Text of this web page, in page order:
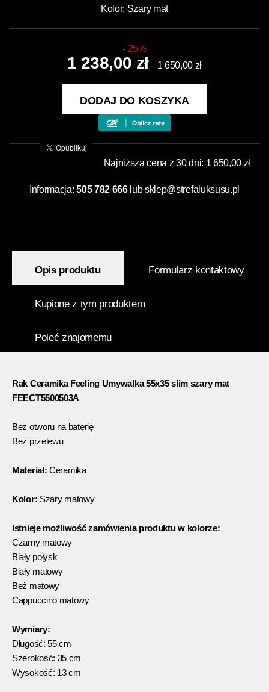
Kolor: Szary mat
25%
1 238,00 zł 1 650,00 zł
DODAJ DO KOSZYKA
Najniższa cena z 30 dni: 1 650,00 zł
Informacja:505 782 666lubsklep@strefaluksusu.pl
Opis produktu Formularz kontaktowy
Kupione z tym produktem
Poleć znajomemu
Rak Ceramika Feeling Umywalka 55x35 slim szary mat
FEECT5500503A
Bez otworu na baterię
Bez przelewu
Materiał: Ceramika
Kolor: Szary matowy
Istnieje możliwość zamówienia produktu w kolorze:
Czarny matowy
Biały połysk
Biały matowy
Beż matowy
Cappuccino matowy
Wymiary:
Długość: 55 cm
Szerokość: 35 cm
Wysokość: 13 cm